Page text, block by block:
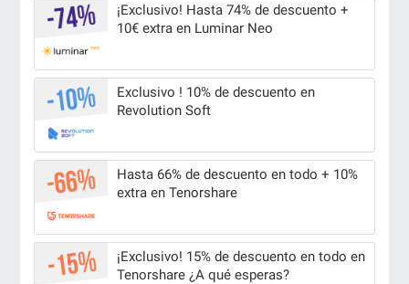
¡Exclusivo! Hasta 74% de descuento +
10€ extra en Luminar Neo
Exclusivo ! 10% de descuento en
Revolution Soft
Hasta 66% de descuento en todo + 10%
extra en Tenorshare
¡Exclusivo! 15% de descuento en todo en
Tenorshare ¿A qué esperas?